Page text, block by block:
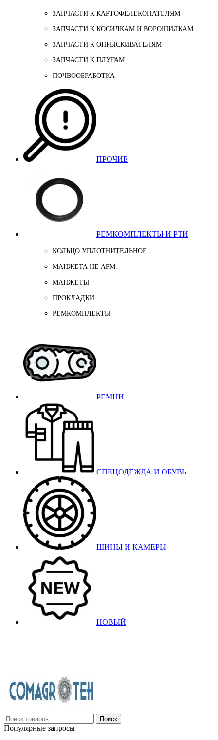
ЗАПЧАСТИ К КАРТОФЕЛЕКОПАТЕЛЯМ
ЗАПЧАСТИ К КОСИЛКАМ И ВОРОШИЛКАМ
ЗАПЧАСТИ К ОПРЫСКИВАТЕЛЯМ
ЗАПЧАСТИ К ПЛУГАМ
ПОЧВООБРАБОТКА
ПРОЧИЕ
РЕМКОМПЛЕКТЫ И РТИ
КОЛЬЦО УПЛОТНИТЕЛЬНОЕ
МАНЖЕТА НЕ АРМ.
МАНЖЕТЫ
ПРОКЛАДКИ
РЕМКОМПЛЕКТЫ
РЕМНИ
СПЕЦОДЕЖДА И ОБУВЬ
ШИНЫ И КАМЕРЫ
НОВЫЙ
Поиск
Популярные запросы